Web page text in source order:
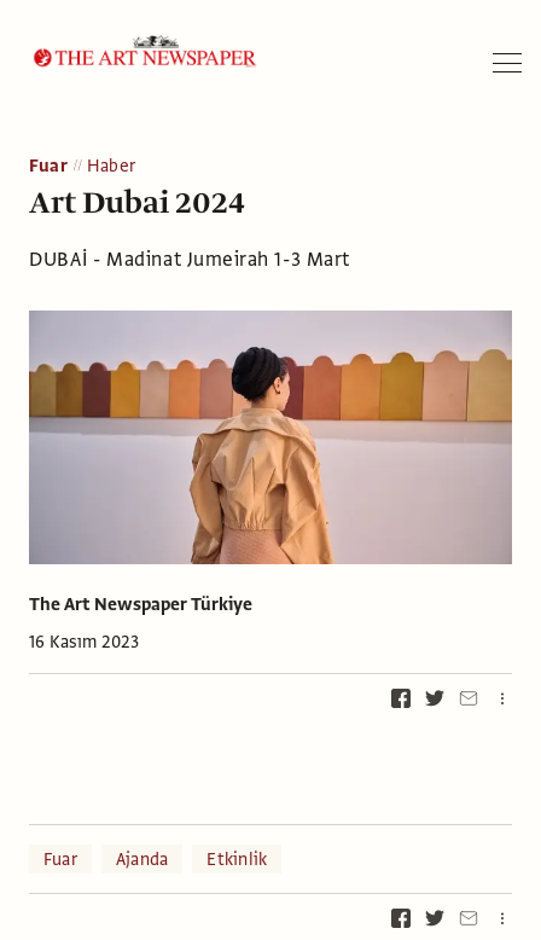
Fuar Haber
Art Dubai 2024
DUBAİ - Madinat Jumeirah 1-3 Mart
The Art Newspaper Türkiye
16 Kasım 2023
Fuar Ajanda Etkinlik